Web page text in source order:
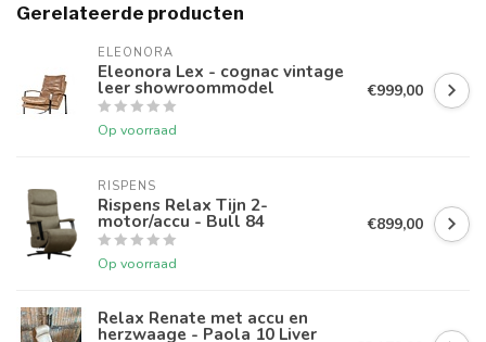
Gerelateerde producten
ELEONORA
Eleonora Lex - cognac vintage
leer showroommodel
Op voorraad
€999,00
RISPENS
Rispens Relax Tijn 2-
motor/accu - Bull 84
Op voorraad
€899,00
Relax Renate met accu en
herzwaage - Paola 10 Liver